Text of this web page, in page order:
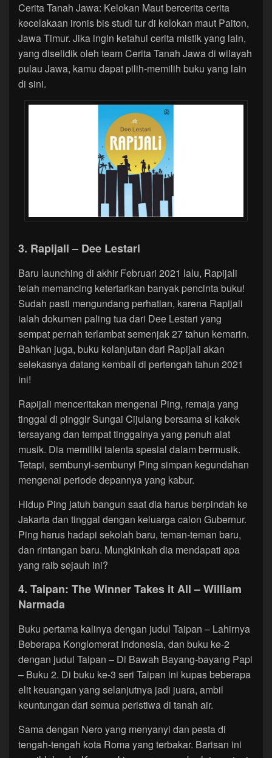
Cerita Tanah Jawa: Kelokan Maut bercerita cerita
kecelakaan ironis bis studi tur di kelokan maut Paiton,
Jawa Timur. Jika ingin ketahui cerita mistik yang lain,
yang diselidik oleh team Cerita Tanah Jawa di wilayah
pulau Jawa, kamu dapat pilih-memilih buku yang lain
di sini.
3. Rapijali – Dee Lestari
Baru launching di akhir Februari 2021 lalu, Rapijali
telah memancing ketertarikan banyak pencinta buku!
Sudah pasti mengundang perhatian, karena Rapijali
ialah dokumen paling tua dari Dee Lestari yang
sempat pernah terlambat semenjak 27 tahun kemarin.
Bahkan juga, buku kelanjutan dari Rapijali akan
selekasnya datang kembali di pertengah tahun 2021
ini!
Rapijali menceritakan mengenai Ping, remaja yang
tinggal di pinggir Sungai Cijulang bersama si kakek
tersayang dan tempat tinggalnya yang penuh alat
musik. Dia memiliki talenta spesial dalam bermusik.
Tetapi, sembunyi-sembunyi Ping simpan kegundahan
mengenai periode depannya yang kabur.
Hidup Ping jatuh bangun saat dia harus berpindah ke
Jakarta dan tinggal dengan keluarga calon Gubernur.
Ping harus hadapi sekolah baru, teman-teman baru,
dan rintangan baru. Mungkinkah dia mendapati apa
yang raib sejauh ini?
4. Taipan: The Winner Takes it All – William
Narmada
Buku pertama kalinya dengan judul Taipan – Lahirnya
Beberapa Konglomerat Indonesia, dan buku ke-2
dengan judul Taipan – Di Bawah Bayang-bayang Papi
– Buku 2. Di buku ke-3 seri Taipan ini kupas beberapa
elit keuangan yang selanjutnya jadi juara, ambil
keuntungan dari semua peristiwa di tanah air.
Sama dengan Nero yang menyanyi dan pesta di
tengah-tengah kota Roma yang terbakar. Barisan ini